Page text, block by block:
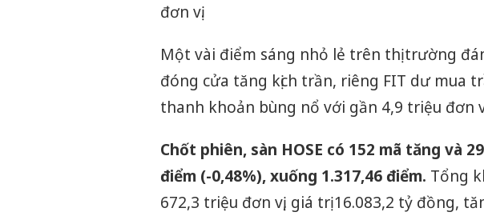
đơn vị.
Một vài điểm sáng nhỏ lẻ trên thị trường
đóng cửa tăng kịch trần, riêng FIT dư mua
thanh khoản bùng nổ với gần 4,9 triệu đơn
Chốt phiên, sàn HOSE có 152 mã tăng và
điểm (-0,48%), xuống 1.317,46 điểm. Tổng
672,3 triệu đơn vị, giá trị 16.083,2 tỷ đồng,